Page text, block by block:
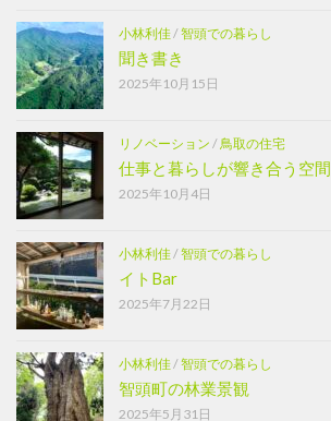
小林利佳/智頭での暮らし
聞き書き
2025年10月15日
リノベーション /鳥取の住宅
仕事と暮らしが響き合う空間
2025年10月4日
小林利佳/智頭での暮らし
イトBar
2025年7月22日
小林利佳/智頭での暮らし
智頭町の林業景観
2025年5月31日